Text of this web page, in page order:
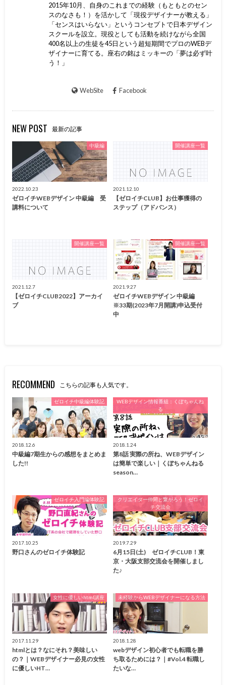
2015年10月、自身のこれまでの経験（もともとのセン
スのなさも！）を活かして「現役デザイナーが教える」
「センスはいらない」というコンセプトで日本デザイン
スクールを設立。現役としても活動を続けながら全国
400名以上の生徒を45日という超短期間でプロのWEBデ
ザイナーに育てる。座右の銘はミッキーの「夢は必ず叶
う！」
WebSite Facebook
NEW POST 最新の記事
中級編
2022.10.23
ゼロイチWEBデザイン 中級編 受
講料について
開催講座一覧
2021.12.10
【ゼロイチCLUB】お仕事獲得の
ステップ（アドバンス）
開催講座一覧
2021.12.7
【ゼロイチCLUB2022】アーカイ
ブ
開催講座一覧
2021.9.27
ゼロイチWEBデザイン 中級編
※33期(2023年7月開講)申込受付
中
RECOMMEND こちらの記事も人気です。
ゼロイチ中級編体験記
2018.12.6
中級編7期生からの感想をまとめま
した!!
WEBデザイン情報番組：くぼちゃんね
る
2018.1.24
第8話 実際の所ね、WEBデザイン
は簡単で楽しい｜くぼちゃんねる
season…
ゼロイチ入門編体験記
2017.10.25
野口さんのゼロイチ体験記
クリエイター仲間と繋がろう！ゼロイ
チ交流会
2019.7.29
6月15日(土) ゼロイチCLUB！東
京・大阪支部交流会を開催しまし
た♪
女性に優しいhtml講座
2017.11.29
htmlとは？なにそれ？美味しい
の？｜WEBデザイナー必見の女性
に優しいHT…
未経験からWEBデザイナーになる方法
2018.1.28
webデザイン初心者でも転職を勝
ち取るためには？｜#Vol.4 転職し
たいな…